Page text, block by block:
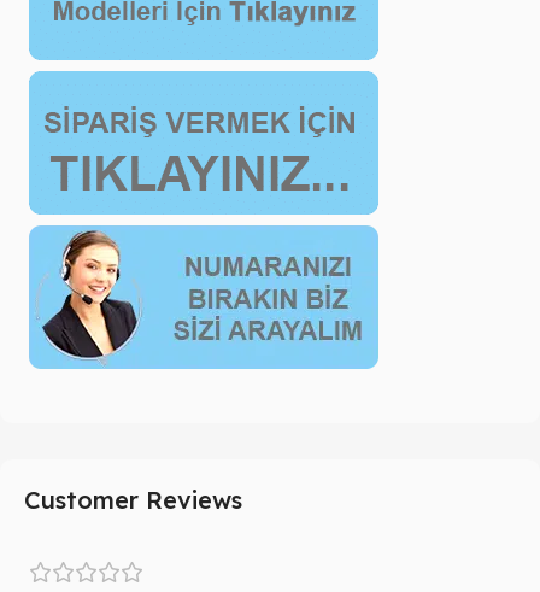
Customer Reviews